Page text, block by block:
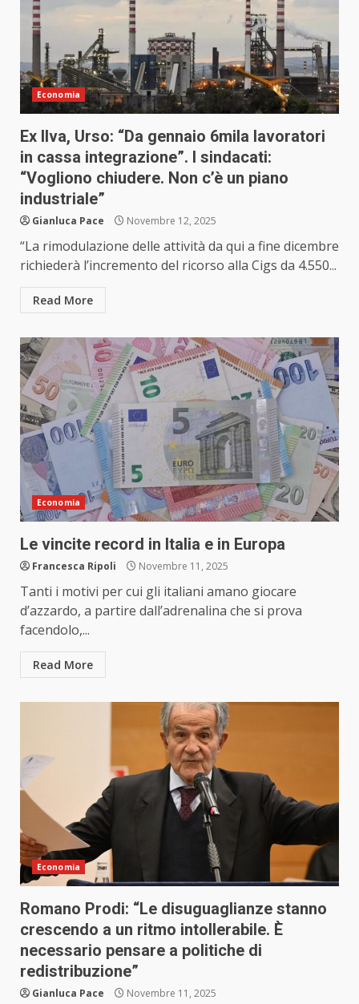
Economia
Ex Ilva, Urso: “Da gennaio 6mila lavoratori
in cassa integrazione”. I sindacati:
“Vogliono chiudere. Non c’è un piano
industriale”
Gianluca Pace Novembre 12, 2025
“La rimodulazione delle attività da qui a fine dicembre
richiederà l’incremento del ricorso alla Cigs da 4.550...
Read More
Economia
Le vincite record in Italia e in Europa
Francesca Ripoli Novembre 11, 2025
Tanti i motivi per cui gli italiani amano giocare
d’azzardo, a partire dall’adrenalina che si prova
facendolo,...
Read More
Economia
Romano Prodi: “Le disuguaglianze stanno
crescendo a un ritmo intollerabile. È
necessario pensare a politiche di
redistribuzione”
Gianluca Pace Novembre 11, 2025